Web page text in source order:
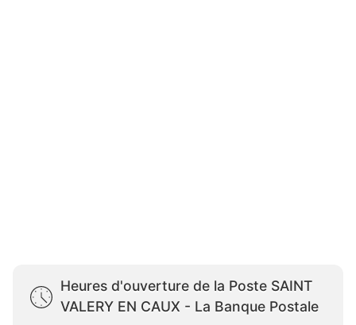
Heures d'ouverture de la Poste SAINT
VALERY EN CAUX - La Banque Postale